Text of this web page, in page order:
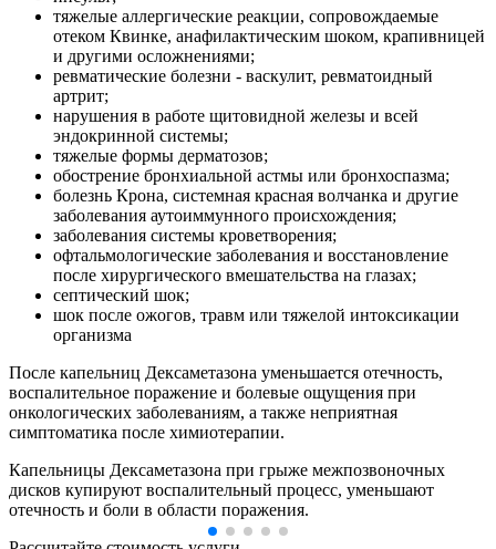
тяжелые аллергические реакции, сопровождаемые
отеком Квинке, анафилактическим шоком, крапивницей
и другими осложнениями;
ревматические болезни - васкулит, ревматоидный
артрит;
нарушения в работе щитовидной железы и всей
эндокринной системы;
тяжелые формы дерматозов;
обострение бронхиальной астмы или бронхоспазма;
болезнь Крона, системная красная волчанка и другие
заболевания аутоиммунного происхождения;
заболевания системы кроветворения;
офтальмологические заболевания и восстановление
после хирургического вмешательства на глазах;
септический шок;
шок после ожогов, травм или тяжелой интоксикации
организма
После капельниц Дексаметазона уменьшается отечность,
воспалительное поражение и болевые ощущения при
онкологических заболеваниям, а также неприятная
симптоматика после химиотерапии.
Капельницы Дексаметазона при грыже межпозвоночных
дисков купируют воспалительный процесс, уменьшают
отечность и боли в области поражения.